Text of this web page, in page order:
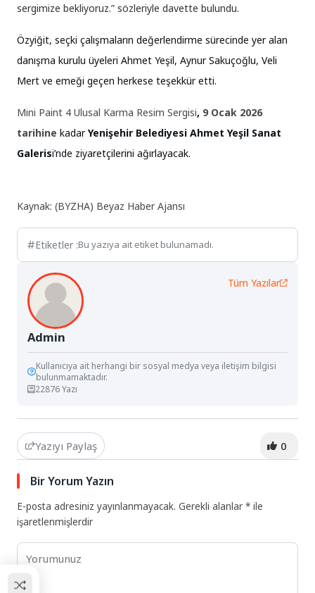
sergimize bekliyoruz.” sözleriyle davette bulundu.
Özyiğit, seçki çalışmaların değerlendirme sürecinde yer alan
danışma kurulu üyeleri Ahmet Yeşil, Aynur Sakuçoğlu, Veli
Mert ve emeği geçen herkese teşekkür etti.
Mini Paint 4 Ulusal Karma Resim Sergisi, 9 Ocak 2026
tarihinekadarYenişehir Belediyesi Ahmet Yeşil Sanat
Galerisi’nde ziyaretçilerini ağırlayacak.
Kaynak: (BYZHA) Beyaz Haber Ajansı
Etiketler :Bu yazıya ait etiket bulunamadı.
Admin
Tüm Yazılar
Kullanıcıya ait herhangi bir sosyal medya veya iletişim bilgisi
bulunmamaktadır.
22876 Yazı
Yazıyı Paylaş 0
Bir Yorum Yazın
E-posta adresiniz yayınlanmayacak. Gerekli alanlar* ile
işaretlenmişlerdir